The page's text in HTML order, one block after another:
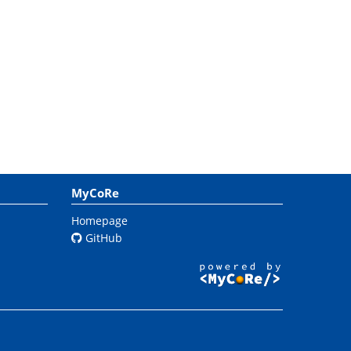
MyCoRe
Homepage
GitHub